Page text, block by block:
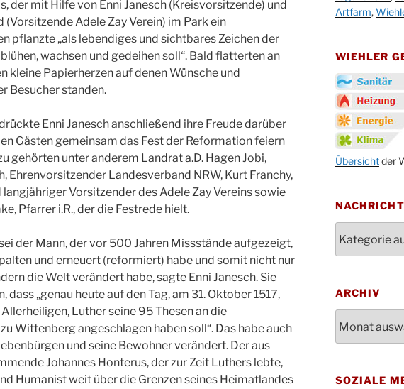
der mit Hilfe von Enni Janesch (Kreisvorsitzende) und
(Vorsitzende Adele Zay Verein) im Park ein
pflanzte „als lebendiges und sichtbares Zeichen der
wachsen und gedeihen soll“. Bald flatterten an
kleine Papierherzen auf denen Wünsche und
Besucher standen.
Enni Janesch anschließend ihre Freude darüber
Gästen gemeinsam das Fest der Reformation feiern
gehörten unter anderem Landrat a.D. Hagen Jobi,
Ehrenvorsitzender Landesverband NRW, Kurt Franchy,
langjähriger Vorsitzender des Adele Zay Vereins sowie
Pfarrer i.R., der die Festrede hielt.
der Mann, der vor 500 Jahren Missstände aufgezeigt,
und erneuert (reformiert) habe und somit nicht nur
die Welt verändert habe, sagte Enni Janesch. Sie
dass „genau heute auf den Tag, am 31. Oktober 1517,
Luther seine 95 Thesen an die
Wittenberg angeschlagen haben soll“. Das habe auch
und seine Bewohner verändert. Der aus
Johannes Honterus, der zur Zeit Luthers lebte,
Humanist weit über die Grenzen seines Heimatlandes
25. u.
26.09.
10-12
09.10.
Kirche
10.10.
18:00
11.10.
29.10.
31.10.
12.11.
15.11.
21.11.
Artfarm,
WIEHLER
Übersichtder
ARCHIV
SOZIALE